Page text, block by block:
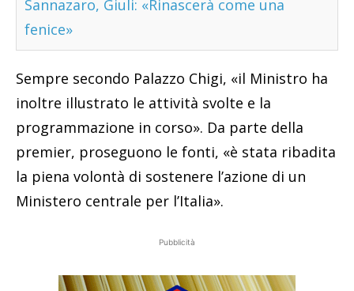
Sannazaro, Giuli: «Rinascerà come una
fenice»
Sempre secondo Palazzo Chigi, «il Ministro ha
inoltre illustrato le attività svolte e la
programmazione in corso». Da parte della
premier, proseguono le fonti, «è stata ribadita
la piena volontà di sostenere l’azione di un
Ministero centrale per l’Italia».
Pubblicità